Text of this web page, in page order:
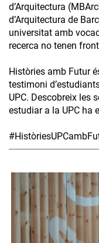
d’Arquitectura
d’Arquitectura de
universitat amb
recerca no tenen
Històries amb Futur
testimoni
UPC. Descobreix les
estudiar a la UPC ha